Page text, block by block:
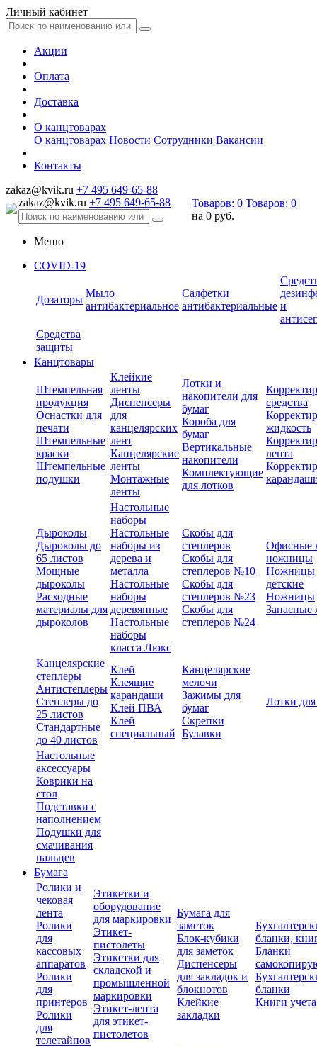
Личный кабинет
Акции
Оплата
Доставка
О канцтоварах
О канцтоварах Новости Сотрудники Вакансии
Контакты
zakaz@kvik.ru +7 495 649-65-88
zakaz@kvik.ru +7 495 649-65-88 Товаров: 0 Товаров: 0
на 0 руб.
Меню
COVID-19
Дозаторы
Мыло
антибактериальное
Салфетки
антибактериальные и
Средства
защиты
Канцтовары
Штемпельная
продукция
Оснастки для
печати
Штемпельные
краски
Штемпельные
подушки
Клейкие
ленты
Диспенсеры
для
канцелярских
лент
Канцелярские
ленты
Монтажные
ленты
Лотки и
накопители для
бумаг
Короба для
бумаг
Вертикальные
накопители
Комплектующие
для лотков
средства
жидкость
лента
Дыроколы
Дыроколы до
65 листов
Мощные
дыроколы
Расходные
материалы для
дыроколов
Настольные
наборы
Настольные
наборы из
дерева и
металла
Настольные
наборы
деревянные
Настольные
наборы
класса Люкс
Скобы для
степлеров
Скобы для
степлеров №10
Скобы для
степлеров №23
Скобы для
степлеров №24
Офисные
ножницы
Ножницы
детские
Ножницы
Запасные
Канцелярские
степлеры
Антистеплеры
Степлеры до
25 листов
Стандартные
до 40 листов
Клей
Клеящие
карандаши
Клей ПВА
Клей
специальный
Канцелярские
мелочи
Зажимы для
бумаг
Скрепки
Булавки
Лотки
Настольные
аксессуары
Коврики на
стол
Подставки с
наполнением
Подушки для
смачивания
пальцев
Бумага
Ролики и
чековая
лента
Ролики
для
кассовых
аппаратов
Ролики
для
принтеров
Ролики
для
телетайпов
Этикетки и
оборудование
для маркировки
Этикет-
пистолеты
Этикетки для
складской и
промышленной
маркировки
Этикет-лента
для этикет-
пистолетов
Бумага для
заметок
Блок-кубики
для заметок
Диспенсеры
для закладок и
блокнотов
Клейкие
закладки
бланки,
Бланки
бланки
Книги учета